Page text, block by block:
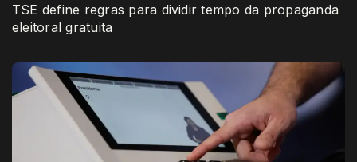
TSE define regras para dividir tempo da propaganda
eleitoral gratuita